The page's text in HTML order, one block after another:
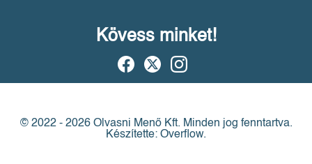
Kövess minket!
© 2022 - 2026 Olvasni Menő Kft. Minden jog fenntartva.
Készítette: Overflow.